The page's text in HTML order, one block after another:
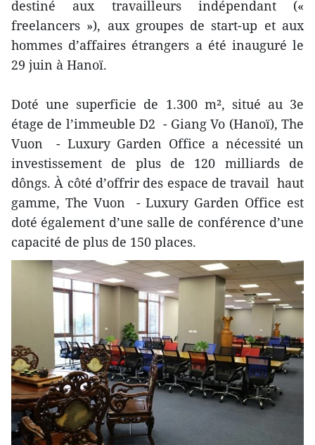
destiné aux travailleurs indépendant («
freelancers »), aux groupes de start-up et aux
hommes d’affaires étrangers a été inauguré le
29 juin à Hanoï.
Doté une superficie de 1.300 m², situé au 3e
étage de l’immeuble D2 - Giang Vo (Hanoï), The
Vuon - Luxury Garden Office a nécessité un
investissement de plus de 120 milliards de
dôngs. À côté d’offrir des espace de travail haut
gamme, The Vuon - Luxury Garden Office est
doté également d’une salle de conférence d’une
capacité de plus de 150 places.